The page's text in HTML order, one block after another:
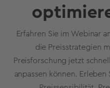
Erfahren Sie im Webinar
die Preisstrategien
Preisforschung jetzt
anpassen können.